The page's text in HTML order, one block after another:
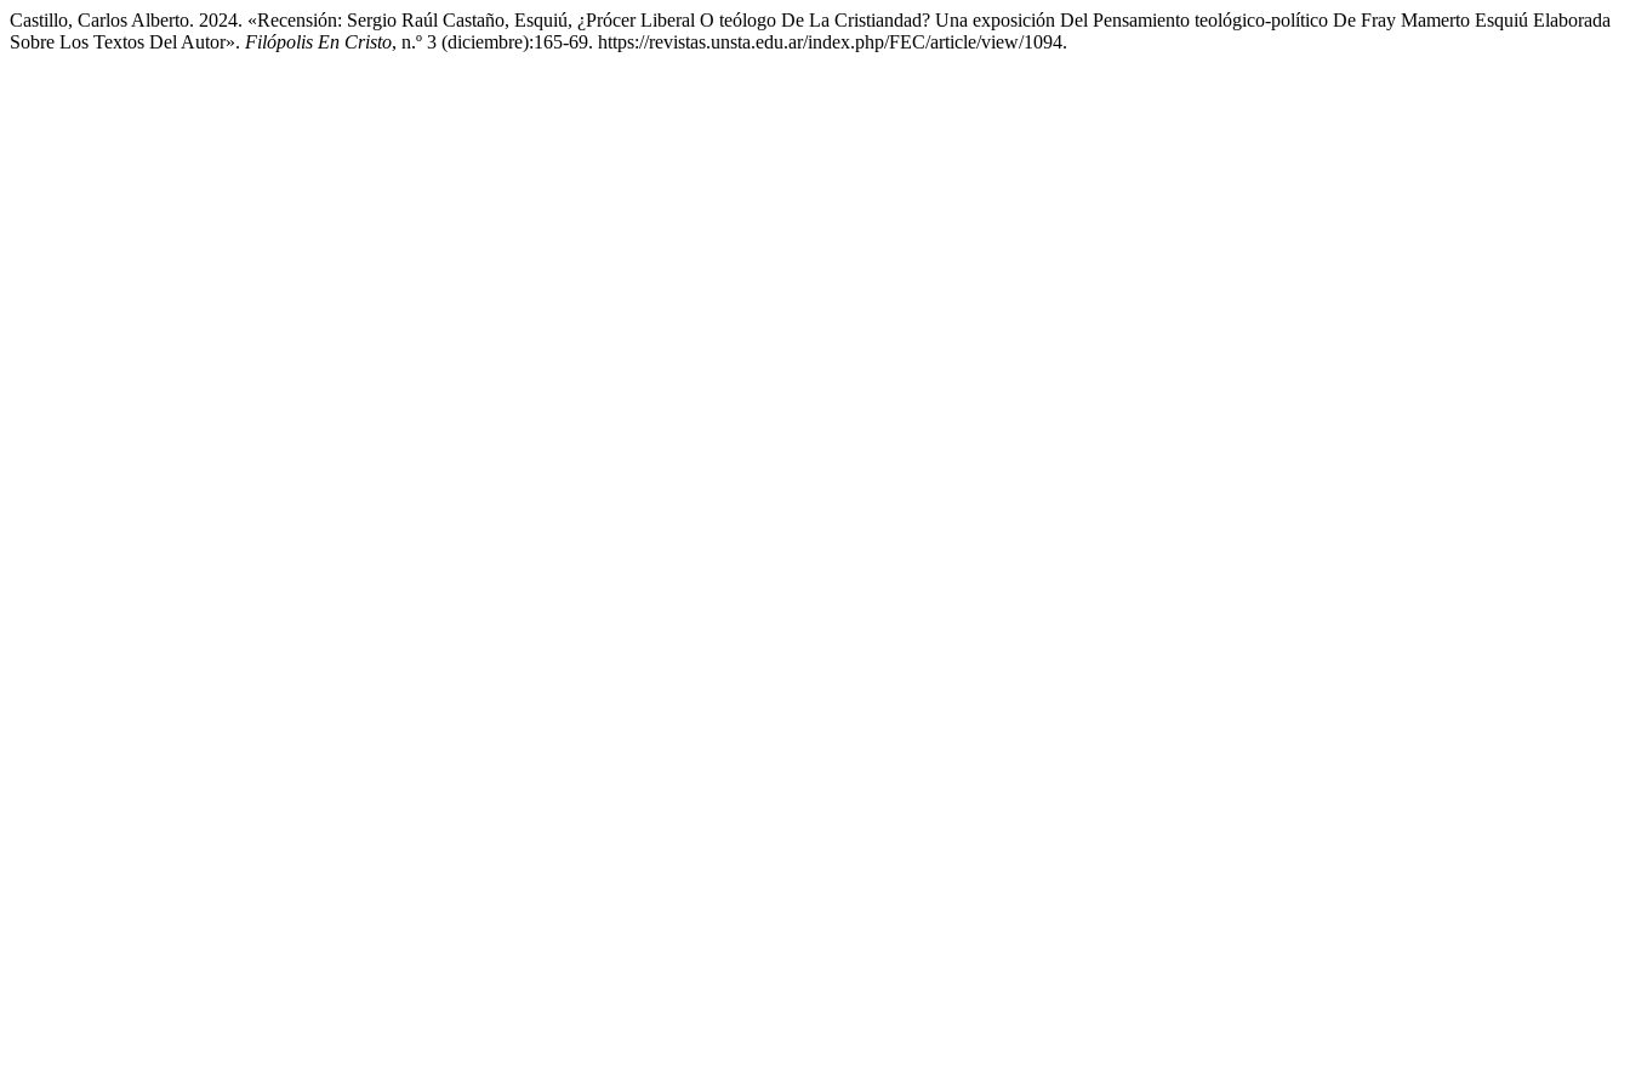
Castillo, Carlos Alberto. 2024. «Recensión: Sergio Raúl Castaño, Esquiú, ¿Prócer Liberal O teólogo De La Cristiandad? Una exposición Del Pensamiento teológico-político De Fray Mamerto Esquiú Elaborada
Sobre Los Textos Del Autor». Filópolis En Cristo, n.º 3 (diciembre):165-69. https://revistas.unsta.edu.ar/index.php/FEC/article/view/1094.